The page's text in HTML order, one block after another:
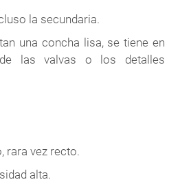
la secundaria.
una concha lisa, se tiene en
las valvas o los detalles
rara vez recto.
alta.